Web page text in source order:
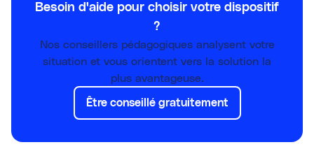
Besoin d'aide pour choisir votre dispositif
?
Nos conseillers pédagogiques analysent votre
situation et vous orientent vers la solution la
plus avantageuse.
Être conseillé gratuitement